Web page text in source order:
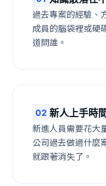
過去專案的經驗、
成員的腦袋裡或硬
道問誰。
02 新人上手時
新進人員需要花大
公司過去做過什麼
就跟著消失了。